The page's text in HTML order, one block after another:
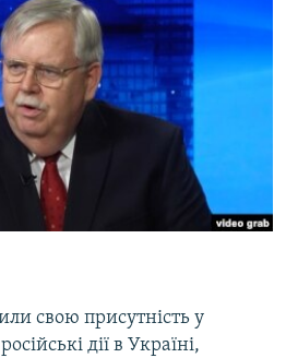
свою присутність у
дії в Україні,